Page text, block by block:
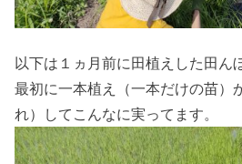
以下は１ヵ月前に田植えした田ん
最初に一本植え（一本だけの苗）
れ）してこんなに実ってます。